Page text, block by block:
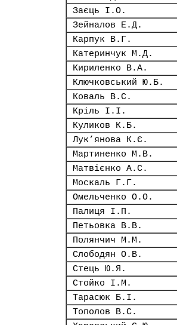
Заєць І.О.
Зейналов Е.Д.
Карпук В.Г.
Катеринчук М.Д.
Кириленко В.А.
Ключковський Ю.Б.
Коваль В.С.
Кріль І.І.
Куликов К.Б.
Лук’янова К.Є.
Мартиненко М.В.
Матвієнко А.С.
Москаль Г.Г.
Омельченко О.О.
Палиця І.П.
Петьовка В.В.
Полянчич М.М.
Слободян О.В.
Стець Ю.Я.
Стойко І.М.
Тарасюк Б.І.
Тополов В.С.